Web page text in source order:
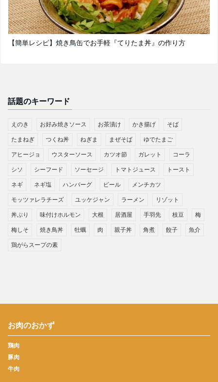
【簡単レシピ】焼き鳥缶でお手軽『てりたま丼』の作り方
話題のキーワード
えのき お好み焼きソース お茶漬け かき揚げ そば
たまねぎ つくね丼 ねぎま まぜそば ゆでたまご
アヒージョ ウスターソース カツオ節 ガレット コーラ
シソ シーフード ソーセージ トマトジュース トースト
ネギ ネギ塩 ハンバーグ ビール メンチカツ
モッツァレラチーズ ユッケジャン ラーメン リゾット
丼ぶり 味付けホルモン 大根 居酒屋 手羽先 枝豆 梅
梅しそ 焼き鳥丼 牡蠣 肉 親子丼 角煮 餃子 魚介
鶏がらスープの素
お肉のおかず
鶏肉
豚肉
牛肉